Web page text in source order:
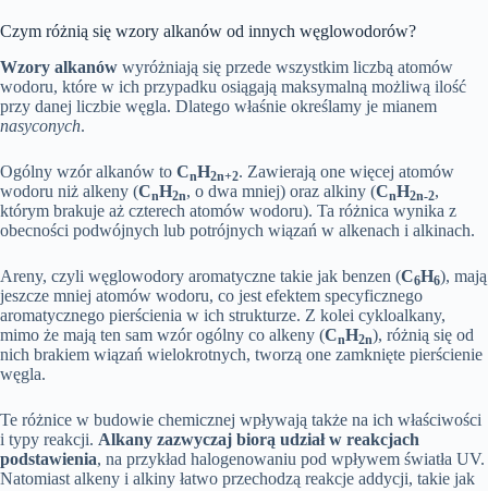
Czym różnią się wzory alkanów od innych węglowodorów?
Wzory alkanów wyróżniają się przede wszystkim liczbą atomów
wodoru, które w ich przypadku osiągają maksymalną możliwą ilość
przy danej liczbie węgla. Dlatego właśnie określamy je mianem
nasyconych.
Ogólny wzór alkanów to CnH2n+2. Zawierają one więcej atomów
wodoru niż alkeny (CnH2n, o dwa mniej) oraz alkiny (CnH2n-2,
którym brakuje aż czterech atomów wodoru). Ta różnica wynika z
obecności podwójnych lub potrójnych wiązań w alkenach i alkinach.
Areny, czyli węglowodory aromatyczne takie jak benzen (C6H6), mają
jeszcze mniej atomów wodoru, co jest efektem specyficznego
aromatycznego pierścienia w ich strukturze. Z kolei cykloalkany,
mimo że mają ten sam wzór ogólny co alkeny (CnH2n), różnią się od
nich brakiem wiązań wielokrotnych, tworzą one zamknięte pierścienie
węgla.
Te różnice w budowie chemicznej wpływają także na ich właściwości
i typy reakcji. Alkany zazwyczaj biorą udział w reakcjach
podstawienia, na przykład halogenowaniu pod wpływem światła UV.
Natomiast alkeny i alkiny łatwo przechodzą reakcje addycji, takie jak